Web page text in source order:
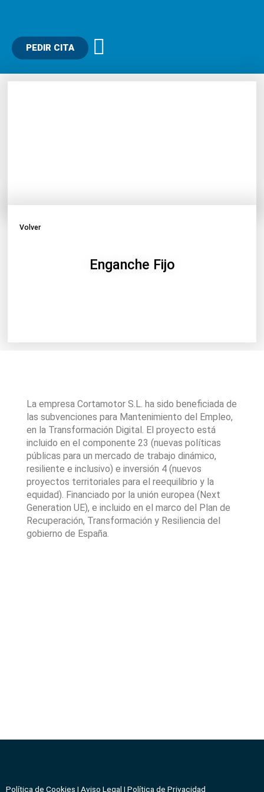
PEDIR CITA
Volver
Enganche Fijo
La empresa Cortamotor S.L. ha sido beneficiada de
las subvenciones para Mantenimiento del Empleo,
en la Transformación Digital. El proyecto está
incluido en el componente 23 (nuevas políticas
públicas para un mercado de trabajo dinámico,
resiliente e inclusivo) e inversión 4 (nuevos
proyectos territoriales para el reequilibrio y la
equidad). Financiado por la unión europea (Next
Generation UE), e incluido en el marco del Plan de
Recuperación, Transformación y Resiliencia del
gobierno de España.
Política de Cookies | Aviso Legal | Política de Privacidad